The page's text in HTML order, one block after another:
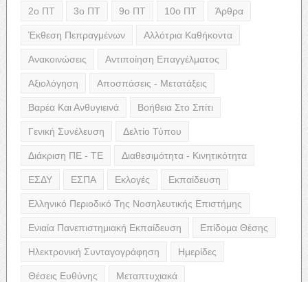
2ο ΠΤ 3ο ΠΤ 9ο ΠΤ 10ο ΠΤ Άρθρα
Έκθεση Πεπραγμένων Αλλότρια Καθήκοντα
Ανακοινώσεις Αντιποίηση Επαγγέλματος
Αξιολόγηση Αποσπάσεις - Μετατάξεις
Βαρέα Και Ανθυγιεινά Βοήθεια Στο Σπίτι
Γενική Συνέλευση Δελτίο Τύπου
Διάκριση ΠΕ - ΤΕ Διαθεσιμότητα - Κινητικότητα
ΕΣΔΥ ΕΣΠΑ Εκλογές Εκπαίδευση
Ελληνικό Περιοδικό Της Νοσηλευτικής Επιστήμης
Ενιαία Πανεπιστημιακή Εκπαίδευση Επίδομα Θέσης
Ηλεκτρονική Συνταγογράφηση Ημερίδες
Θέσεις Ευθύνης Μεταπτυχιακά